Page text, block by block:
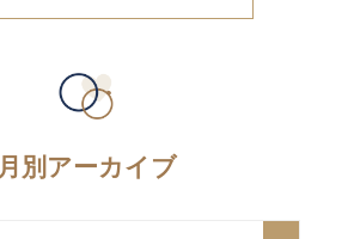
月別アーカイブ